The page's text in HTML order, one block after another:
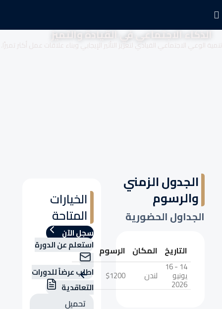
الذكاء الاجتماعي في القيادة والتميز
تنمية الوعي الاجتماعي القيادي لتعزيز التأثير الإيجابي وبناء علاقات عمل أكثر تميزًا.
الخيارات
المتاحة
سجل الآن
استعلم عن الدورة
اطلب عرضاً للدورات
التعاقدية
تحميل
الجدول الزمني
والرسوم
الجداول الحضورية
التاريخ المكان الرسوم
14 - 16
يونيو
2026
لندن $1200